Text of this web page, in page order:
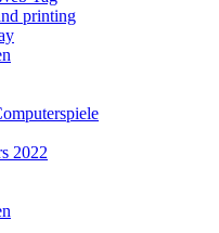
printing
2022